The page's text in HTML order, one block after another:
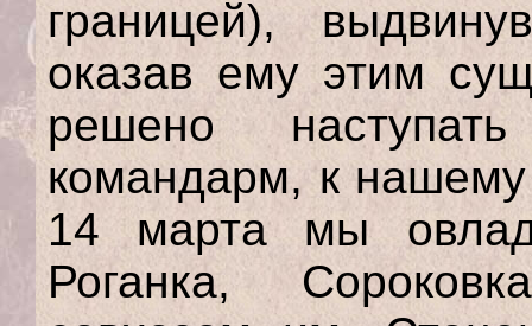
границей),
оказав ему этим
решено
командарм, к
14 марта мы
Роганка,